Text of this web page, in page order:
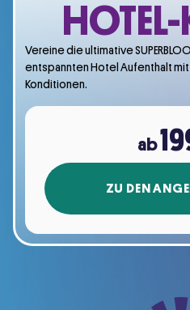
Vereine die ultimative
entspannten Hotel Aufenthalt
Konditionen.
ab
ZU DEN